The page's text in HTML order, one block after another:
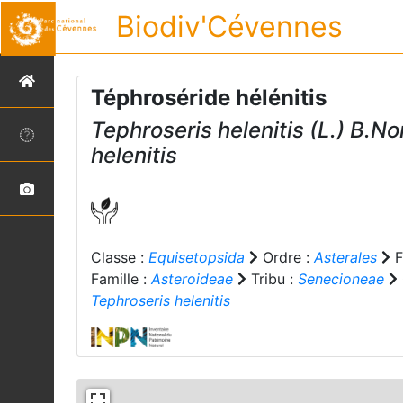
Biodiv'Cévennes
Téphroséride hélénitis
Tephroseris helenitis (L.)
helenitis
Classe : Equisetopsida Ordre :Asterales
Famille :Asteroideae Tribu : Senecioneae
Tephroseris helenitis